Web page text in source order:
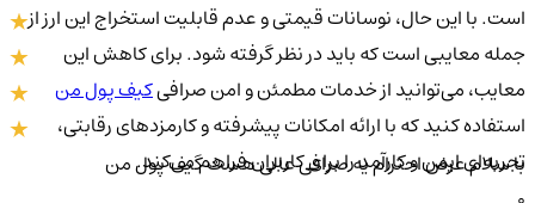
است. با این حال، نوسانات قیمتی و عدم قابلیت استخراج این ارز از
جمله معایبی است که باید در نظر گرفته شود. برای کاهش این
معایب، می‌توانید از خدمات مطمئن و امن صرافیکیف پول من
استفاده کنید که با ارائه امکانات پیشرفته و کارمزدهای رقابتی،
تجربه‌ای ایمن و کارآمد را برای کاربران فراهم می‌کند.
با سلام عرض احترام یه صرافی عالی هست گیف پول من